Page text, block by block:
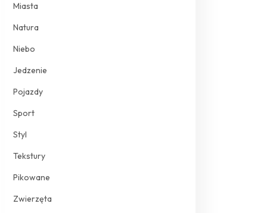
Miasta
Natura
Niebo
Jedzenie
Pojazdy
Sport
Styl
Tekstury
Pikowane
Zwierzęta